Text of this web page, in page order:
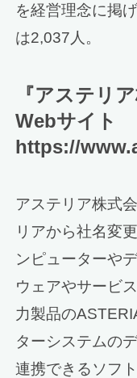
を経営理念に掲
は2,037人。
『アステリ
Webサイト
https://
アステリア株式
リアから社名変
ンピューターや
ウェアやサービ
力製品の
ターシステムの
連携できるソフ